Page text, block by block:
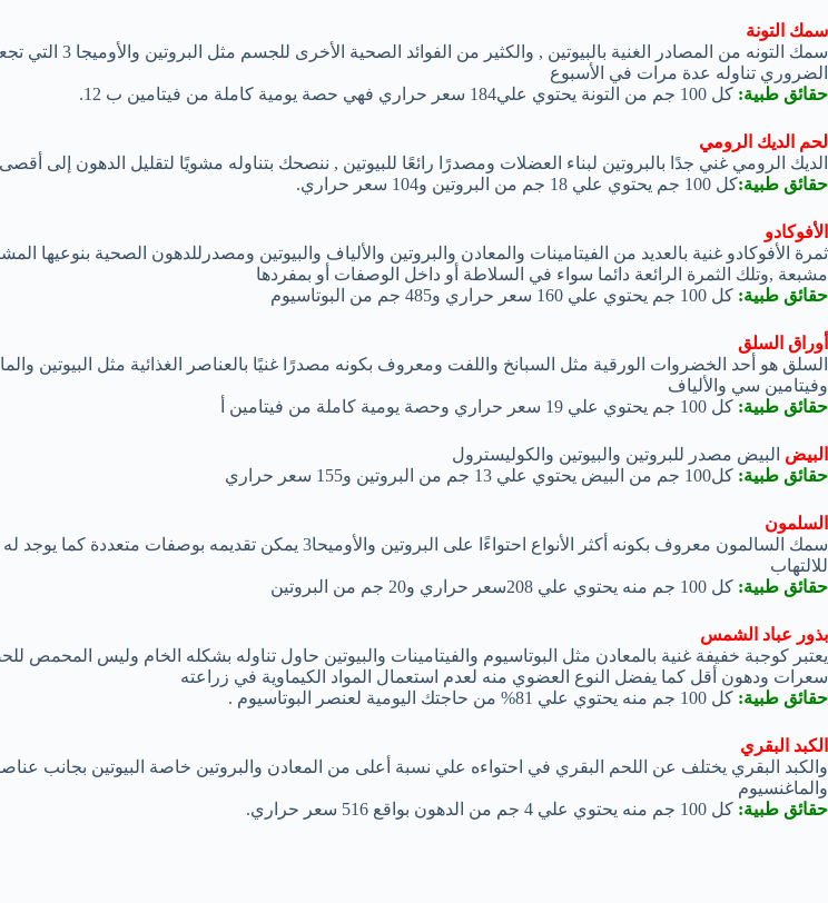
سمك التونة
سمك التونه من المصادر الغنية بالبيوتين , والكثير من الفوائد
الضروري تناوله عدة مرات في الأسبوع
حقائق طبية: كل 100 جم من التونة يحتوي علي184 سعر حراري فهي حصة يومية كاملة من فيتامين ب 12.
لحم الديك الرومي
الديك الرومي غني جدًا بالبروتين لبناء العضلات ومصدرًا رائعًا للبيوتين , ننصحك بتناوله مشويًا لتقليل الدهون إلى
حقائق طبية:كل 100 جم يحتوي علي 18 جم من البروتين و104 سعر حراري.
الأفوكادو
ثمرة الأفوكادو غنية بالعديد من الفيتامينات والمعادن والبروتين والألياف والبيوتين ومصدرللدهون الصحية بنوعيها
مشبعة ,وتلك الثمرة الرائعة دائما سواء في السلاطة أو داخل الوصفات أو بمفردها
حقائق طبية: كل 100 جم يحتوي علي 160 سعر حراري و485 جم من البوتاسيوم
أوراق السلق
السلق هو أحد الخضروات الورقية مثل السبانخ واللفت ومعروف بكونه مصدرًا غنيًا بالعناصر الغذائية مثل البيوتين
وفيتامين سي والألياف
حقائق طبية: كل 100 جم يحتوي علي 19 سعر حراري وحصة يومية كاملة من فيتامين أ
البيض البيض مصدر للبروتين والبيوتين والكوليسترول
حقائق طبية: كل100 جم من البيض يحتوي علي 13 جم من البروتين و155 سعر حراري
السلمون
سمك السالمون معروف بكونه أكثر الأنواع احتواءًا على البروتين والأوميحا3 يمكن تقديمه
للالتهاب
حقائق طبية: كل 100 جم منه يحتوي علي 208سعر حراري و20 جم من البروتين
بذور عباد الشمس
يعتبر كوجبة خفيفة غنية بالمعادن مثل البوتاسيوم والفيتامينات والبيوتين حاول تناوله بشكله الخام وليس المحمص
سعرات ودهون أقل كما يفضل النوع العضوي منه لعدم استعمال المواد الكيماوية في زراعته
حقائق طبية: كل 100 جم منه يحتوي علي 81% من حاجتك اليومية لعنصر البوتاسيوم .
الكبد البقري
والكبد البقري يختلف عن اللحم البقري في احتواءه علي نسبة أعلى من المعادن والبروتين خاصة البيوتين بجانب
والماغنسيوم
حقائق طبية: كل 100 جم منه يحتوي علي 4 جم من الدهون بواقع 516 سعر حراري.